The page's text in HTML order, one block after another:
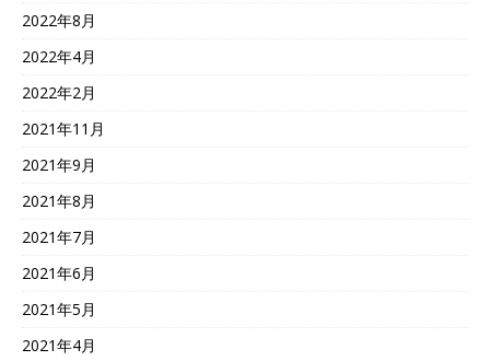
2022年8月
2022年4月
2022年2月
2021年11月
2021年9月
2021年8月
2021年7月
2021年6月
2021年5月
2021年4月